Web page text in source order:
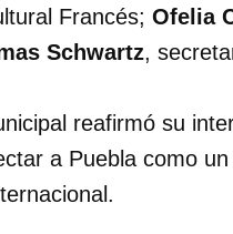
Francés; Ofelia
Schwartz,
reafirmó su
a Puebla como